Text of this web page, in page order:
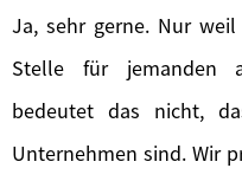
Ja, sehr gerne. Nur
Stelle für jemanden
bedeutet das nicht,
Unternehmen sind. Wir